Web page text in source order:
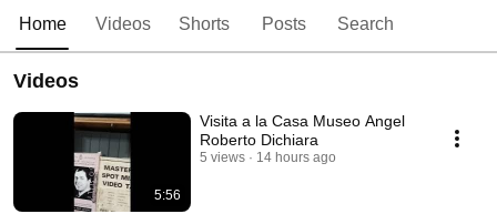
Home Videos Shorts Posts Search
Videos
5:56
Visita a la Casa Museo Angel
Roberto Dichiara
5 views 14 hours ago